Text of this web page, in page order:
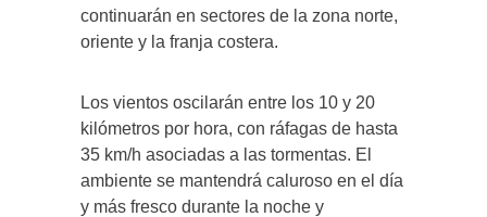
continuarán en sectores de la zona norte,
oriente y la franja costera.
Los vientos oscilarán entre los 10 y 20
kilómetros por hora, con ráfagas de hasta
35 km/h asociadas a las tormentas. El
ambiente se mantendrá caluroso en el día
y más fresco durante la noche y